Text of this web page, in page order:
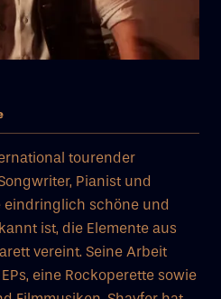
tourender
Pianist und
eindringlich schöne und
ist, die Elemente aus
vereint. Seine Arbeit
eine Rockoperette sowie